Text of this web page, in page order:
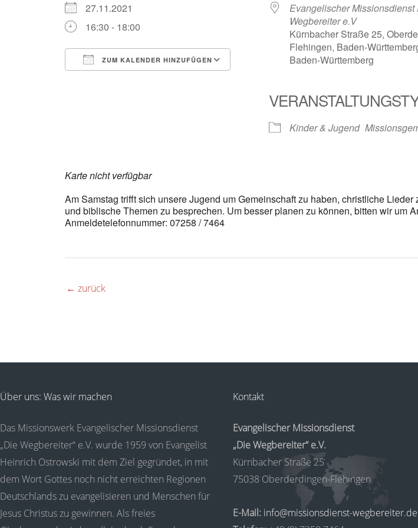
27.11.2021
16:30 - 18:00
ZUM KALENDER HINZUFÜGEN
Evangelischer Missionsdienst
Wegbereiter e.V
Kürnbacher Straße 25,
Flehingen, Baden-
Baden-Württemberg
Kinder & Jugend
Karte nicht verfügbar
Am Samstag trifft sich unsere Jugend um Gemeinschaft zu haben, christliche Lieder
und biblische Themen zu besprechen. Um besser planen zu können, bitten wir um
Anmeldetelefonnummer: 07258 / 7464
← zurück
Über uns: Was wir machen
Das Missionswerk Evangelischer Missionsdienst
„Die Wegbereiter“ e.V. wurde 1959 von Evangelist
Heinrich Ostrowski mit dem Ziel gegründet, in mit
dem Wort Gottes noch nicht erreichten Regionen
Deutschlands zu evangelisieren und Menschen für
Jesus Christus zu gewinnen. Als freies
Kontakt
Evangelischer Missionsdienst
„Die Wegbereiter“ e.V.
Kürnbacher Straße 25
75038 Oberderdingen-Flehingen
E-Mail: info@missionsdienst-wegbereiter.de